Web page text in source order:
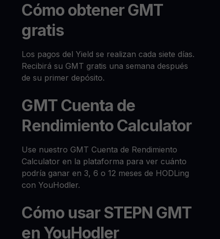
Cómo obtener GMT
gratis
Los pagos del Yield se realizan cada siete días.
Recibirá su GMT gratis una semana después
de su primer depósito.
GMT Cuenta de
Rendimiento Calculator
Use nuestro GMT Cuenta de Rendimiento
Calculator en la plataforma para ver cuánto
podría ganar en 3, 6 o 12 meses de HODLing
con YouHodler.
Cómo usar STEPN GMT
en YouHodler